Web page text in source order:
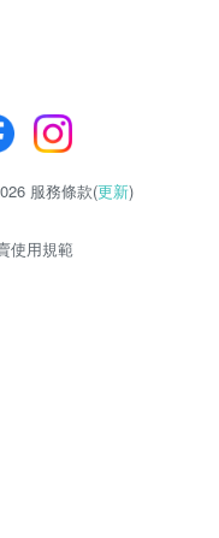
服務條款(更新)
使用規範